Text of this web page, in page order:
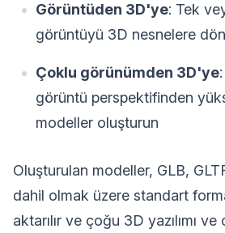
Görüntüden 3D'ye: Tek
görüntüyü 3D nesnelere
Çoklu görünümden 3D'ye
görüntü perspektifinden
modeller oluşturun
Oluşturulan modeller, GLB,
dahil olmak üzere standart
aktarılır ve çoğu 3D yazılımı